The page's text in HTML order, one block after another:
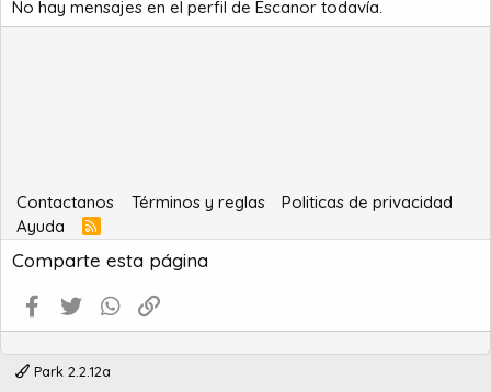
No hay mensajes en el perfil de Escanor todavía.
Contactanos Términos y reglas
Politicas de privacidad
Ayuda
R
S
S
Comparte esta página
Facebook
Twitter WhatsApp
Park 2.2.12a